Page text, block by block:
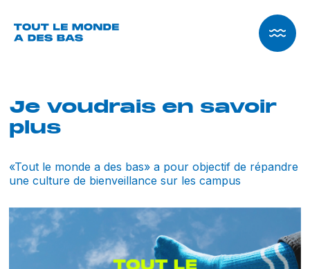
Je voudrais en savoir
plus
«Tout le monde a des bas» a pour objectif de répandre
une culture de bienveillance sur les campus